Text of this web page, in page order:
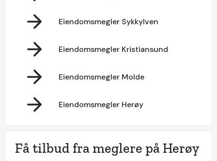
Eiendomsmegler Sykkylven
Eiendomsmegler Kristiansund
Eiendomsmegler Molde
Eiendomsmegler Herøy
Få tilbud fra meglere på Herøy